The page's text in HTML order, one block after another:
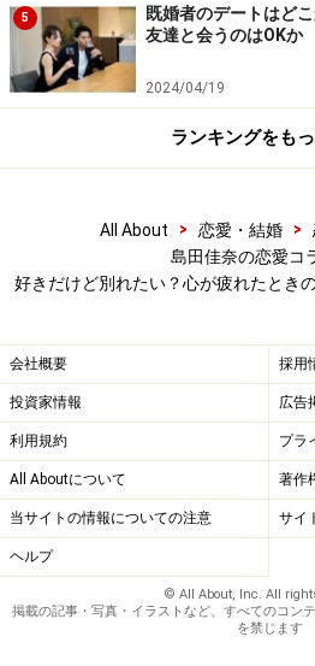
「けんかするほど仲がいい」と
かするのはエネルギーを消費し
もっといい関係を築きたい」か
けんかに注ぐエネルギーを出し
愛情が目減りしたから。
のも面倒だから付き合っている
3：恋愛と結婚は別。長
相手との未来はない
恋愛が非日常ならば、結婚は日
にいちいち感情が振り回される
けられません。
「恋人が浮気するのでは」と
る、恋人からの束縛が激しく友
5
既婚者のデートはど
友達と会うのはOKか
2024/04/19
ランキングをも
All About > 恋愛・結婚 >
島田佳奈の恋愛コ
好きだけど別れたい？心が疲れたとき
会社概要 採用
投資家情報 広告
利用規約 プラ
All Aboutについて 著作
当サイトの情報についての注意 サイ
ヘルプ
© All About, Inc. All
掲載の記事・写真・イラストなど、すべてのコン
を禁じます